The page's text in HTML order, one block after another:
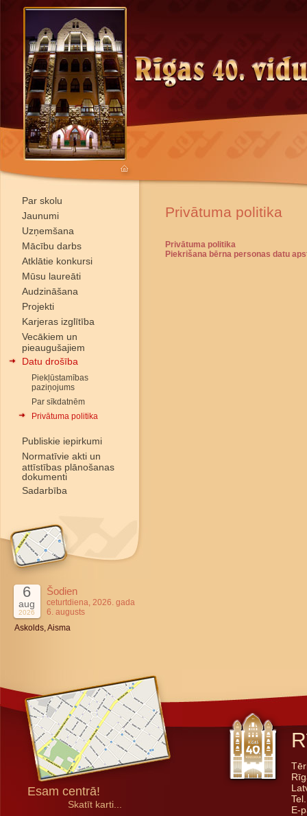
Par skolu
Jaunumi
Uzņemšana
Mācību darbs
Atklātie konkursi
Mūsu laureāti
Audzināšana
Projekti
Karjeras izglītība
Vecākiem un
pieaugušajiem
Datu drošība
Piekļūstamības
paziņojums
Par sīkdatnēm
Privātuma politika
Publiskie iepirkumi
Normatīvie akti un
attīstības plānošanas
dokumenti
Sadarbība
6
aug
2026
Šodien
ceturtdiena, 2026. gada
6. augusts
Askolds, Aisma
Privātuma politika
Privātuma politika
Piekrišana bērna personas datu
Esam centrā!
Skatīt karti...
E-